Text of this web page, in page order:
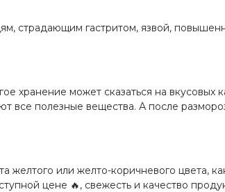
страдающим гастритом, язвой,
может сказаться на вкусовых
все полезные вещества. А после
или желто-коричневого цвета,
цене 🔥, свежесть и качество